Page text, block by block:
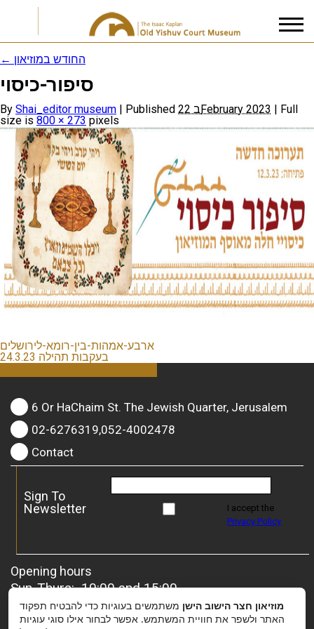
I accept thePrivacy Policy
← החודש במוזיאון
סיפור-כיסוי
By Shai_editor museum | Published 22 בFebruary 2023 | Full
size is 800 × 273 pixels
ארבע-אמהות-בין-רומא-לירושלים
בעקבות תהילה 24.3.23
6 Or HaChaim St. The Jewish Quarter, Jerusalem
02-6276319,052-4002478
Contact
Sign To
Newsletter
I accept the
Privacy Policy
Opening hours
Sun-Thurs: 10:00 and 15:00
Friday: 10:00 and 13:00
For groups– it is possible to coordinate a special
מוזיאון חצר הישוב הישן משתמשים בעוגיות כדי להבטיח תפקוד
האתר ולשפר את חוויית המשתמש. אפשר לבחור אילו סוגי עוגיות